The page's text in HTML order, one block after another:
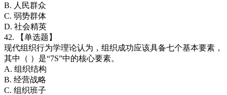
B. 人民群众
C. 弱势群体
D. 社会精英
42. 【单选题】
现代组织行为学理论认为，组织成功应该具备七个基本要素，
其中（ ）是“7S”中的核心要素。
A. 组织结构
B. 经营战略
C. 组织班子